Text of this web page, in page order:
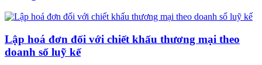
Lập hoá đơn đối với chiết khấu thương mại theo
doanh số luỹ kế